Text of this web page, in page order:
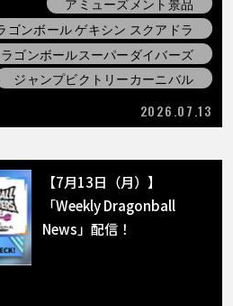
ゴンボール ゲキシン スクアドラ
ラゴンボールスーパーダイバーズ
ジャンプビクトリーカーニバル
2026.07.13
【7月13日（月）】
「Weekly Dragonball
News」配信！